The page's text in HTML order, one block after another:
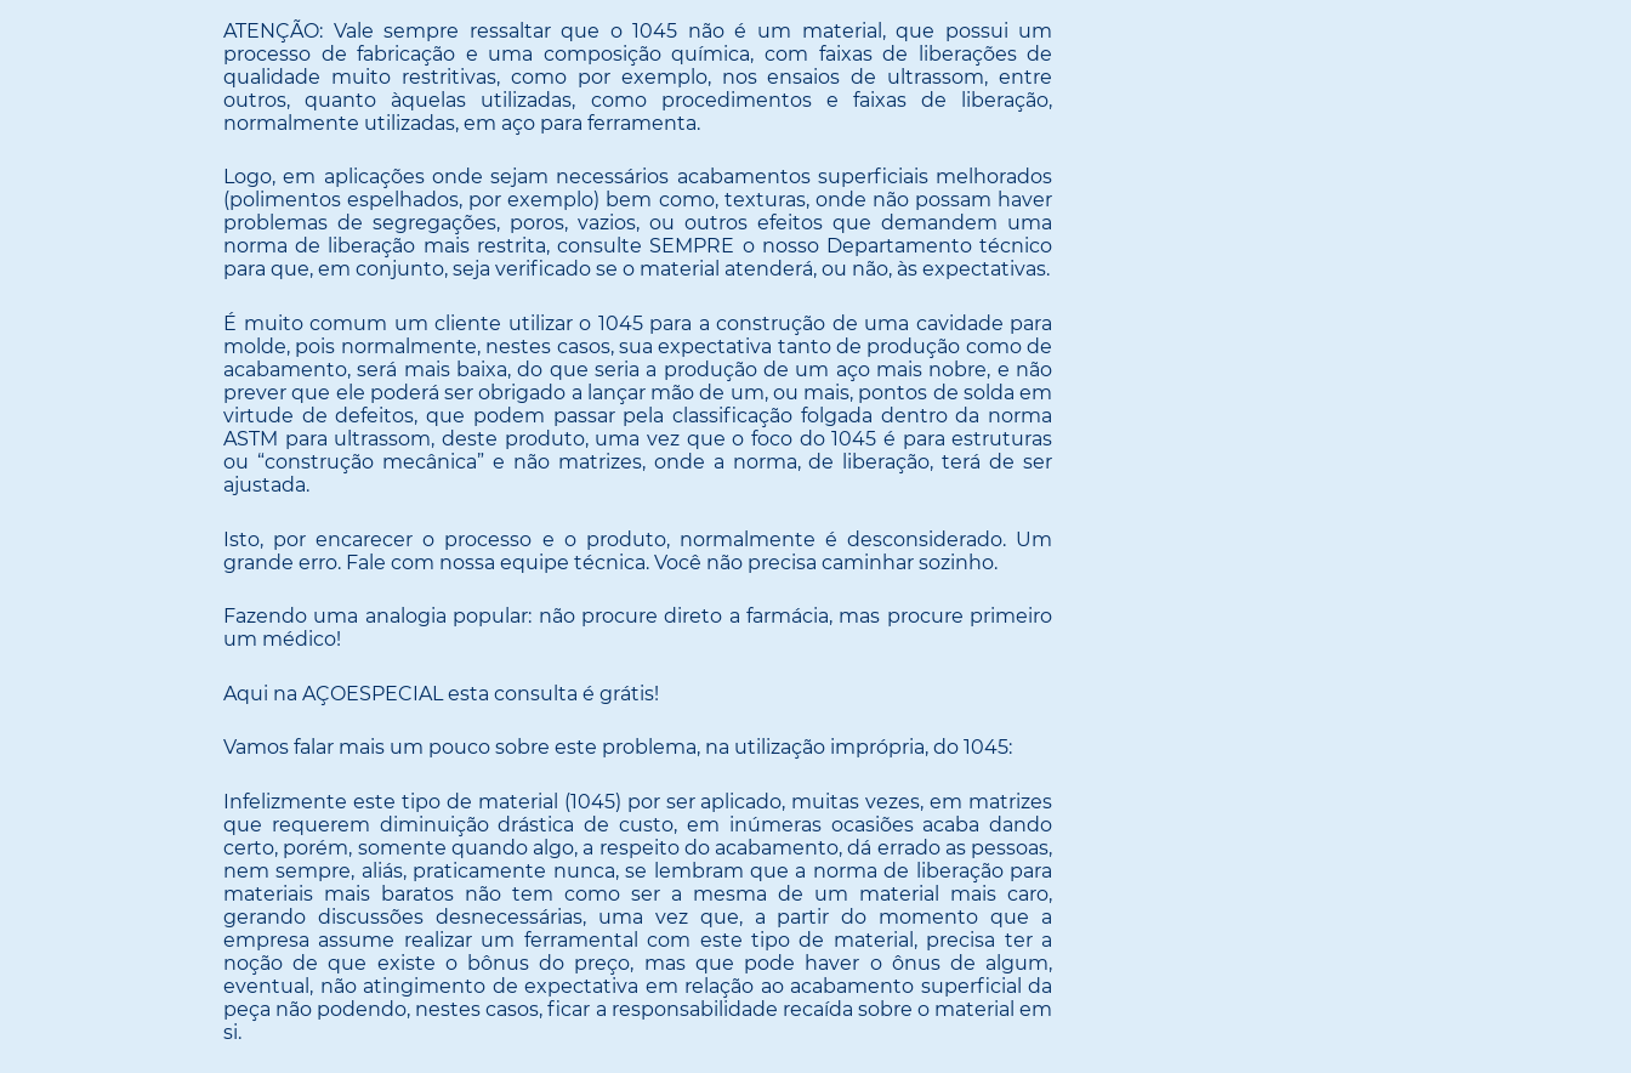
ATENÇÃO: Vale sempre ressaltar que o 1045 não é um material, que possui um
processo de fabricação e uma composição química, com faixas de liberações de
qualidade muito restritivas, como por exemplo, nos ensaios de ultrassom, entre
outros, quanto àquelas utilizadas, como procedimentos e faixas de liberação,
normalmente utilizadas, em aço para ferramenta.
Logo, em aplicações onde sejam necessários acabamentos superficiais melhorados
(polimentos espelhados, por exemplo) bem como, texturas, onde não possam haver
problemas de segregações, poros, vazios, ou outros efeitos que demandem uma
norma de liberação mais restrita, consulte SEMPRE o nosso Departamento técnico
para que, em conjunto, seja verificado se o material atenderá, ou não, às expectativas.
É muito comum um cliente utilizar o 1045 para a construção de uma cavidade para
molde, pois normalmente, nestes casos, sua expectativa tanto de produção como de
acabamento, será mais baixa, do que seria a produção de um aço mais nobre, e não
prever que ele poderá ser obrigado a lançar mão de um, ou mais, pontos de solda em
virtude de defeitos, que podem passar pela classificação folgada dentro da norma
ASTM para ultrassom, deste produto, uma vez que o foco do 1045 é para estruturas
ou “construção mecânica” e não matrizes, onde a norma, de liberação, terá de ser
ajustada.
Isto, por encarecer o processo e o produto, normalmente é desconsiderado. Um
grande erro. Fale com nossa equipe técnica. Você não precisa caminhar sozinho.
Fazendo uma analogia popular: não procure direto a farmácia, mas procure primeiro
um médico!
Aqui na AÇOESPECIAL esta consulta é grátis!
Vamos falar mais um pouco sobre este problema, na utilização imprópria, do 1045:
Infelizmente este tipo de material (1045) por ser aplicado, muitas vezes, em matrizes
que requerem diminuição drástica de custo, em inúmeras ocasiões acaba dando
certo, porém, somente quando algo, a respeito do acabamento, dá errado as pessoas,
nem sempre, aliás, praticamente nunca, se lembram que a norma de liberação para
materiais mais baratos não tem como ser a mesma de um material mais caro,
gerando discussões desnecessárias, uma vez que, a partir do momento que a
empresa assume realizar um ferramental com este tipo de material, precisa ter a
noção de que existe o bônus do preço, mas que pode haver o ônus de algum,
eventual, não atingimento de expectativa em relação ao acabamento superficial da
peça não podendo, nestes casos, ficar a responsabilidade recaída sobre o material em
si.